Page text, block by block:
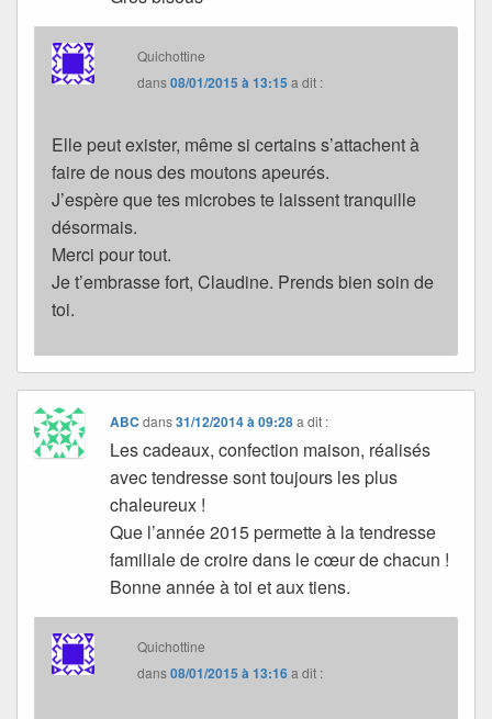
Quichottine
dans08/01/2015 à 13:15 a dit :
Elle peut exister, même si certains s’attachent à
faire de nous des moutons apeurés.
J’espère que tes microbes te laissent tranquille
désormais.
Merci pour tout.
Je t’embrasse fort, Claudine. Prends bien soin de
toi.
ABC dans31/12/2014 à 09:28 a dit :
Les cadeaux, confection maison, réalisés
avec tendresse sont toujours les plus
chaleureux !
Que l’année 2015 permette à la tendresse
familiale de croire dans le cœur de chacun !
Bonne année à toi et aux tiens.
Quichottine
dans08/01/2015 à 13:16a dit :